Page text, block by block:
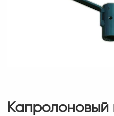
Капролоновый